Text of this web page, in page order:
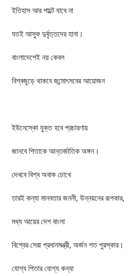
ইতিহাস আর পাল্টে যাবে না
যতই আসুক দুর্বৃত্তদের হানা।
বাংলাদেশেই নয় কেবল
বিশ্বজুড়ে থাকবে জন্মোৎসবের আয়োজন
ইউনেস্কো যুক্ত হবে প্রচারণায়
জানবে পিতাকে আন্তর্জাতিক অঙ্গন।
দেখবে বিশ্ব অবাক চোখে
তারই কন্যা মানবতার জননী, উন্নয়নের রূপকার,
মধ্য আয়ের দেশ বাংলা
বিশ্বের সেরা প্রধানমন্ত্রী, অর্জন শত পুরস্কার।
যোগ্য পিতার যোগ্য কন্যা